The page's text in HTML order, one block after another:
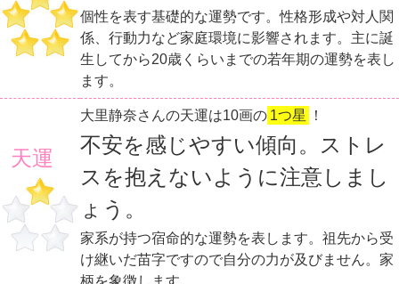
個性を表す基礎的な運勢です。性格形成や対人関
係、行動力など家庭環境に影響されます。主に誕
生してから20歳くらいまでの若年期の運勢を表し
ます。
天運
大里静奈さんの天運は10画の 1つ星 ！
不安を感じやすい傾向。ストレ
スを抱えないように注意しまし
ょう。
家系が持つ宿命的な運勢を表します。祖先から受
け継いだ苗字ですので自分の力が及びません。家
柄を象徴します。